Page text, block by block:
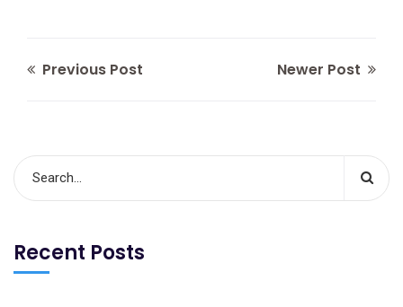
Previous Post Newer Post
Recent Posts